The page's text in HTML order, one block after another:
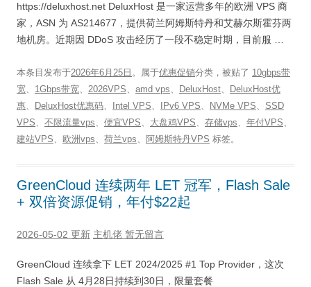
https://deluxhost.net DeluxHost 是一家运营多年的欧洲 VPS 商
家，ASN 为 AS214677，提供荷兰阿姆斯特丹和艾赫尔斯霍芬两
地机房。近期因 DDoS 攻击经历了一段不稳定时期，目前服 …
本条目发布于2026年6月25日 。属于优惠促销分类，被贴了 10gbps带
宽、 1Gbps带宽、 2026VPS、 amd vps、 DeluxHost、
DeluxHost优
惠、 DeluxHost优惠码、 Intel VPS、 IPv6 VPS、 NVMe VPS、 SSD
VPS、 不限流量vps、 便宜VPS、 大盘鸡VPS、 存储vps、 年付VPS、
建站VPS、 欧洲vps、 荷兰vps、 阿姆斯特丹VPS 标签。
GreenCloud 连续两年 LET 冠军，Flash Sale
+ 双倍资源促销，年付$22起
2026-05-02 更新 主机佬 暂无留言
GreenCloud 连续拿下 LET 2024/2025 #1 Top Provider，这次
Flash Sale 从 4月28日持续到30日，限量套餐